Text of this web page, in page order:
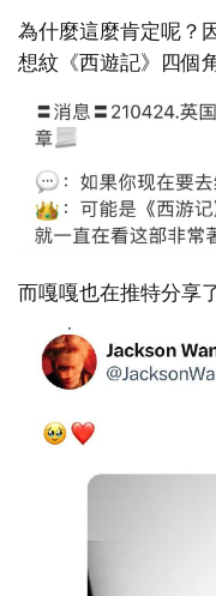
為什麼這麼肯定呢？
想紋《西遊記》四個
而嘎嘎也在推特分享